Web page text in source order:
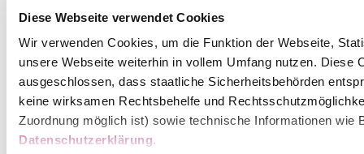
Diese Webseite verwendet Cookies
Wir verwenden Cookies, um die Funktion der Webseite,
unsere Webseite weiterhin in vollem Umfang nutzen.
ausgeschlossen, dass staatliche Sicherheitsbehörden
keine wirksamen Rechtsbehelfe und
Zuordnung möglich ist) sowie technische Informationen
Datenschutzerklärung.